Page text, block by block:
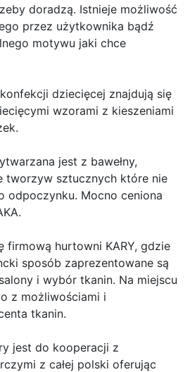
doradzą. Istnieje możliwość
przez użytkownika bądź
motywu jaki chce
dziecięcej znajdują się
wzorami z kieszeniami
jest z bawełny,
tworzyw sztucznych które nie
odpoczynku. Mocno ceniona
firmową hurtowni KARY, gdzie
sposób zaprezentowane są
i wybór tkanin. Na miejscu
z możliwościami i
tkanin.
jest do kooperacji z
z całej polski oferując